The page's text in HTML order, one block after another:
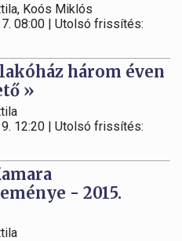
Koós Miklós
08:00 | Utolsó frissítés:
három éven
»
12:20 | Utolsó frissítés:
- 2015.